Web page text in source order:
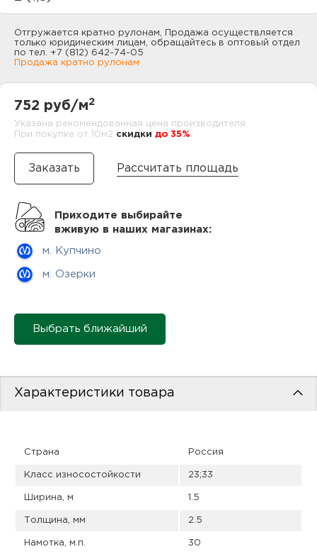
Отгружается кратно рулонам, Продажа осуществляется
только юридическим лицам, обращайтесь в оптовый отдел
по тел. +7 (812) 642-74-05
Продажа кратно рулонам
752 руб/м2
Указана рекомендованная цена производителя.
При покупке от 10м2 cкидки до 35%
Рассчитать площадь
Приходите выбирайте
вживую в наших магазинах:
м. Купчино
м. Озерки
Выбрать ближайший
Характеристики товара
Страна Россия
Класс износостойкости 23;33
Ширина, м 1.5
Толщина, мм 2.5
Намотка, м.п. 30